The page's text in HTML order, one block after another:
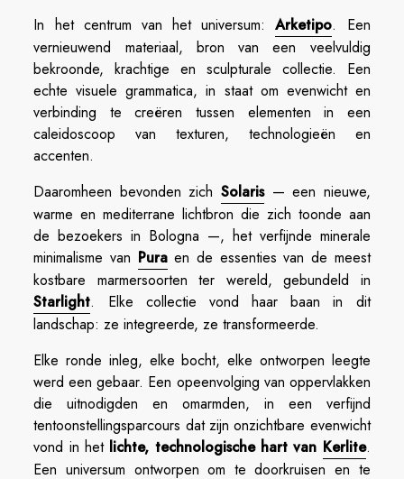
In het centrum van het universum:Arketipo. Een
vernieuwend materiaal, bron van een veelvuldig
bekroonde, krachtige en sculpturale collectie. Een
echte visuele grammatica, in staat om evenwicht en
verbinding te creëren tussen elementen in een
caleidoscoop van texturen, technologieën en
accenten.
Daaromheen bevonden zich Solaris— een nieuwe,
warme en mediterrane lichtbron die zich toonde aan
de bezoekers in Bologna —, het verfijnde minerale
minimalisme van Puraen de essenties van de meest
kostbare marmersoorten ter wereld, gebundeld in
Starlight. Elke collectie vond haar baan in dit
landschap: ze integreerde, ze transformeerde.
Elke ronde inleg, elke bocht, elke ontworpen leegte
werd een gebaar. Een opeenvolging van oppervlakken
die uitnodigden en omarmden, in een verfijnd
tentoonstellingsparcours dat zijn onzichtbare evenwicht
vond in het lichte, technologische hart van Kerlite.
Een universum ontworpen om te doorkruisen en te